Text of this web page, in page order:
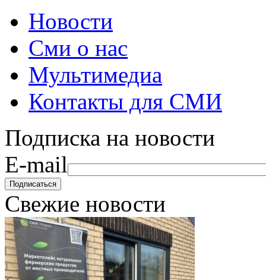
Новости
Сми о нас
Мультимедиа
Контакты для СМИ
Подписка на новости
E-mail
Свежие новости